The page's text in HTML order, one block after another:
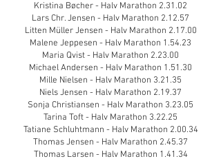
Kristina Bøcher - Halv Marathon 2.31.02
Lars Chr. Jensen - Halv Marathon 2.12.57
Litten Müller Jensen - Halv Marathon 2.17.00
Malene Jeppesen - Halv Marathon 1.54.23
Maria Qvist - Halv Marathon 2.23.00
Michael Andersen - Halv Marathon 1.51.30
Mille Nielsen - Halv Marathon 3.21.35
Niels Jensen - Halv Marathon 2.19.37
Sonja Christiansen - Halv Marathon 3.23.05
Tarina Toft - Halv Marathon 3.22.25
Tatiane Schluhtmann - Halv Marathon 2.00.34
Thomas Jensen - Halv Marathon 2.45.37
Thomas Larsen - Halv Marathon 1.41.34